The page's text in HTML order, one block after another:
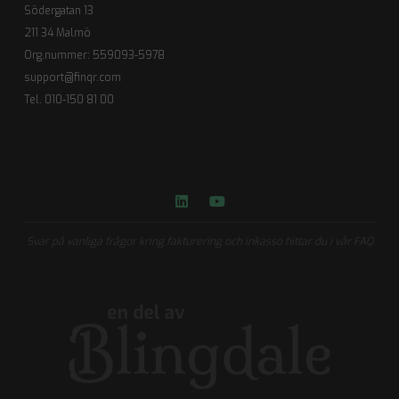
Södergatan 13
211 34 Malmö
Org.nummer: 559093-5978
support@finqr.com
Tel. 010-150 81 00
Svar på vanliga frågor kring fakturering och inkasso hittar du i vår FAQ